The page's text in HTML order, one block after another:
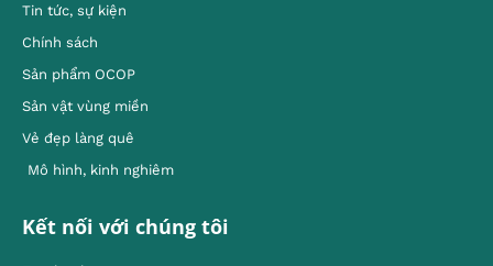
Tin tức, sự kiện
Chính sách
Sản phẩm OCOP
Sản vật vùng miền
Vẻ đẹp làng quê
Mô hình, kinh nghiêm
Kết nối với chúng tôi